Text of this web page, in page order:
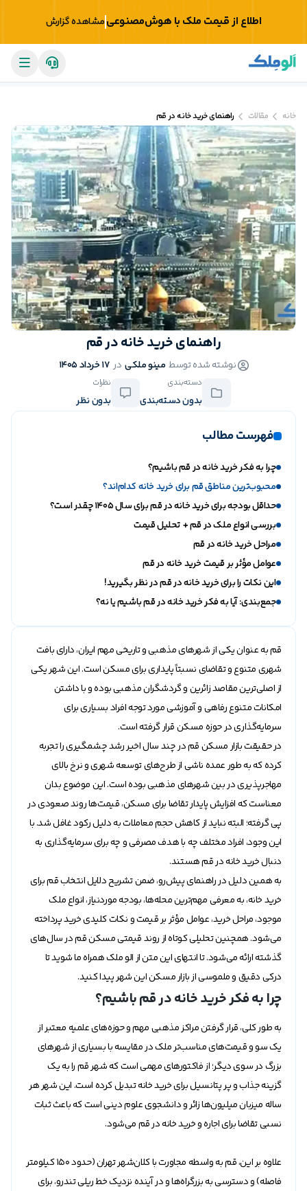
اطلاع از قیمت ملک با هوش‌مصنوعیمشاهده گزارش
خانه مقالات راهنمای خرید خانه در قم
راهنمای خرید خانه در قم
نوشته شده توسط مینو ملکی در 17 خرداد 1405
دسته‌بندی
بدون دسته‌بندی
نظرات
بدون نظر
فهرست مطالب
چرا به فکر خرید خانه در قم باشیم؟
محبوب‌ترین مناطق قم برای خرید خانه کدام‌اند؟
حداقل بودجه برای خرید خانه در قم برای سال ۱۴۰۵ چقدر است؟
بررسی انواع ملک در قم + تحلیل قیمت
مراحل خرید خانه در قم
عوامل مؤثر بر قیمت خرید خانه در قم
این نکات را برای خرید خانه در قم در نظر بگیرید!
جمع‌بندی: آیا به فکر خرید خانه در قم باشیم یا نه؟
قم به عنوان یکی از شهر‌های مذهبی و تاریخی مهم ایران، دارای بافت
شهری متنوع و تقاضای نسبتاً پایداری برای مسکن است. این شهر یکی
از اصلی‌ترین مقاصد زائرین و گردشگران مذهبی بوده و با داشتن
امکانات متنوع رفاهی و آموزشی مورد توجه افراد بسیاری برای
سرمایه‌گذاری در حوزه مسکن قرار گرفته است.
در حقیقت بازار مسکن قم در چند سال اخیر رشد چشمگیری را تجربه
کرده که به طور عمده ناشی از طرح‌های توسعه شهری و نرخ بالای
مهاجرپذیری در بین شهر‌های مذهبی بوده است. این موضوع بدان
معناست که افزایش پایدار تقاضا برای مسکن، قیمت‌ها روند صعودی در
پی گرفته؛ البته نباید از کاهش حجم معاملات به دلیل رکود غافل شد. با
این وجود، افراد مختلف چه با هدف مصرفی و چه برای سرمایه‌گذاری به
دنبال خرید خانه در قم هستند.
به همین دلیل در راهنمای پیش‌رو، ضمن تشریح دلایل انتخاب قم برای
خرید خانه، به معرفی مهم‌ترین محله‌ها، بودجه موردنیاز، انواع ملک
موجود، مراحل خرید، عوامل مؤثر بر قیمت و نکات کلیدی خرید پرداخته
می‌شود. همچنین تحلیلی کوتاه از روند قیمتی مسکن قم در سال‌های
گذشته ارائه می‌شود. تا انتهای این متن از الو ملک همراه ما شوید تا
درکی دقیق و ملموسی از بازار مسکن این شهر پیدا کنید.
چرا به فکر خرید خانه در قم باشیم؟
به طور کلی، قرار گرفتن مراکز مذهبی مهم و حوزه‌های علمیه معتبر از
یک سو و قیمت‌های مناسب‌تر ملک در مقایسه با بسیاری از شهر‌های
بزرگ در سوی دیگر؛ از فاکتور‌های مهمی است که شهر قم را به یک
گزینه جذاب و پر پتانسیل برای خرید خانه تبدیل کرده است. این شهر هر
ساله میزبان میلیون‌ها زائر و دانشجوی علوم دینی است که باعث ثبات
نسبی تقاضا برای اجاره و خرید خانه در قم می‌شود.
علاوه بر این، قم به واسطه مجاورت با کلان‌شهر تهران (حدود ۱۵۰ کیلومتر
فاصله) و دسترسی به بزرگراه‌ها و در آینده نزدیک خط ریلی تندرو، برای